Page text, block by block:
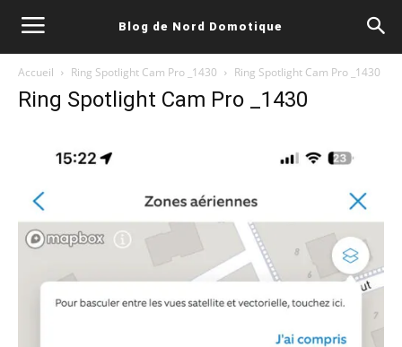
Blog de Nord Domotique
Accueil Ring Spotlight Cam Pro _1430 Ring Spotlight Cam Pro _1430
Ring Spotlight Cam Pro _1430